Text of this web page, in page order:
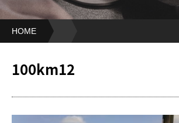
HOME
100km12